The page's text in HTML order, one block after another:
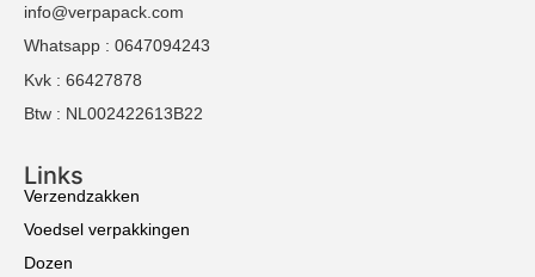
info@verpapack.com
Whatsapp : 0647094243
Kvk : 66427878
Btw : NL002422613B22
Links
Verzendzakken
Voedsel verpakkingen
Dozen